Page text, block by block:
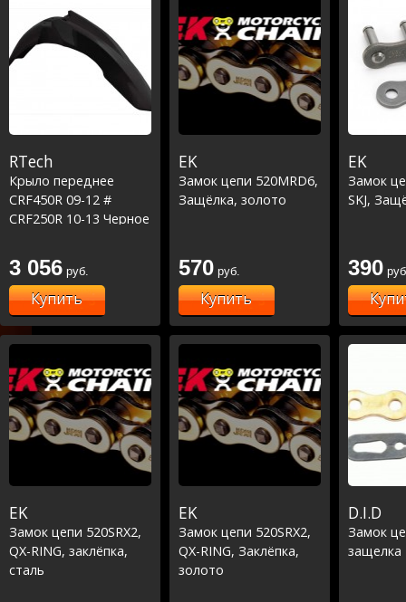
RTech
Крыло переднее
CRF450R 09-12 #
CRF250R 10-13 Черное
3 056 руб.
Купить
EK
Замок цепи 520MRD6,
Защёлка, золото
570 руб.
Купить
EK
Замок
SKJ,
390
EK
Замок цепи 520SRX2,
QX-RING, заклёпка,
сталь
EK
Замок цепи 520SRX2,
QX-RING, Заклёпка,
золото
D.I.D
Замок
защелка